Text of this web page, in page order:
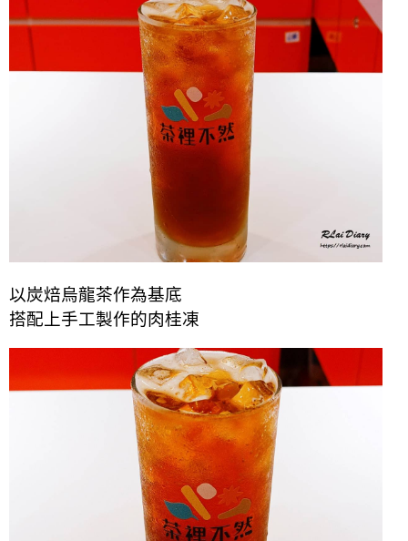
以炭焙烏龍茶作為基底
搭配上手工製作的肉桂凍